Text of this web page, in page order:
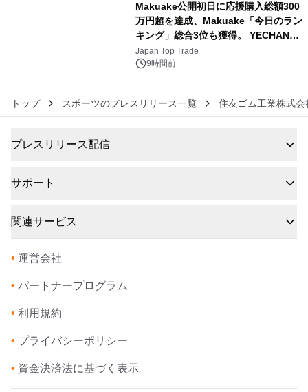
Makuake公開初日に応援購入総額300
万円超を達成、Makuake「今日のラン
キング」総合3位も獲得。 YECHAN音
浴シンギングボウル第2弾の大型サイ
ズ（XL・2XL・3XL）を先行販売中
Japan Top Trade
9時間前
トップ スポーツのプレスリリース一覧 住友ゴム工業株式会
プレスリリース配信
サポート
関連サービス
• 運営会社
• パートナープログラム
• 利用規約
• プライバシーポリシー
• 資金決済法に基づく表示